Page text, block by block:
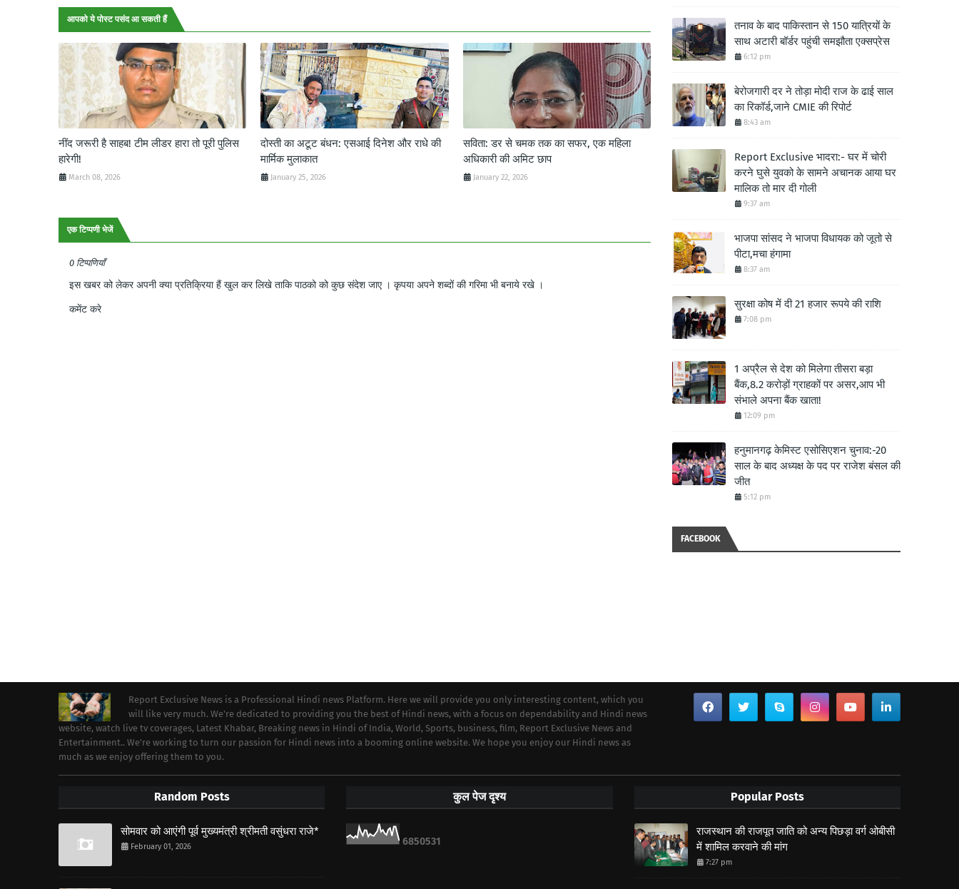
आपको ये पोस्ट पसंद आ सकती हैं
नींद जरूरी है साहब! टीम लीडर हारा तो पूरी पुलिस
हारेगी!
March 08, 2026
दोस्ती का अटूट बंधन: एसआई दिनेश और राधे की
मार्मिक मुलाकात
January 25, 2026
सविता: डर से चमक तक का सफर, एक महिला
अधिकारी की अमिट छाप
January 22, 2026
एक टिप्पणी भेजें
0 टिप्पणियाँ
इस खबर को लेकर अपनी क्या प्रतिक्रिया हैं खुल कर लिखे ताकि पाठको को कुछ संदेश जाए । कृपया अपने शब्दों की गरिमा भी बनाये रखे ।
कमेंट करे
तनाव के बाद पाकिस्तान से 150 यात्रियों के
साथ अटारी बॉर्डर पहुंची समझौता एक्सप्रेस
6:12 pm
बेरोजगारी दर ने तोड़ा मोदी राज के ढाई साल
का रिकॉर्ड,जाने CMIE की रिपोर्ट
8:43 am
Report Exclusive भादरा:- घर में चोरी
करने घुसे युवको के सामने अचानक आया घर
मालिक तो मार दी गोली
9:37 am
भाजपा सांसद ने भाजपा विधायक को जूतो से
पीटा,मचा हंगामा
8:37 am
सुरक्षा कोष में दी 21 हजार रूपये की राशि
7:08 pm
1 अप्रैल से देश को मिलेगा तीसरा बड़ा
बैंक,8.2 करोड़ों ग्राहकों पर असर,आप भी
संभाले अपना बैंक खाता!
12:09 pm
हनुमानगढ़ केमिस्ट एसोसिएशन चुनाव:-20
साल के बाद अध्यक्ष के पद पर राजेश बंसल की
जीत
5:12 pm
FACEBOOK
Report Exclusive News is a Professional Hindi news Platform. Here we will provide you only interesting content, which you
will like very much. We're dedicated to providing you the best of Hindi news, with a focus on dependability and Hindi news
website, watch live tv coverages, Latest Khabar, Breaking news in Hindi of India, World, Sports, business, film, Report Exclusive News and
Entertainment.. We're working to turn our passion for Hindi news into a booming online website. We hope you enjoy our Hindi news as
much as we enjoy offering them to you.
Random Posts
सोमवार को आएंगी पूर्व मुख्यमंत्री श्रीमती वसुंधरा राजे*
February 01, 2026
कुल पेज दृश्य
6850531
Popular Posts
राजस्थान की राजपूत जाति को अन्य पिछड़ा वर्ग ओबीसी
में शामिल करवाने की मांग
7:27 pm